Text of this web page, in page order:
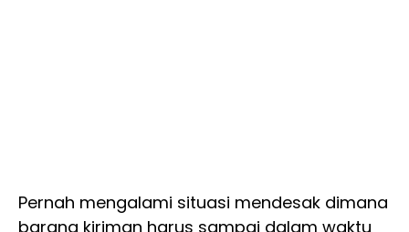
Pernah mengalami situasi mendesak dimana
barang kiriman harus sampai dalam waktu